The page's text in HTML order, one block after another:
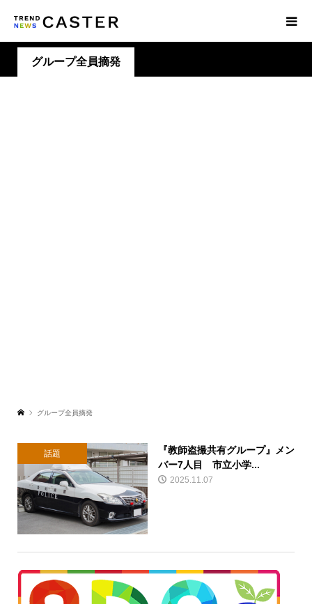
グループ全員摘発
グループ全員摘発
話題
『教師盗撮共有グループ』メン
バー7人目 市立小学...
2025.11.07